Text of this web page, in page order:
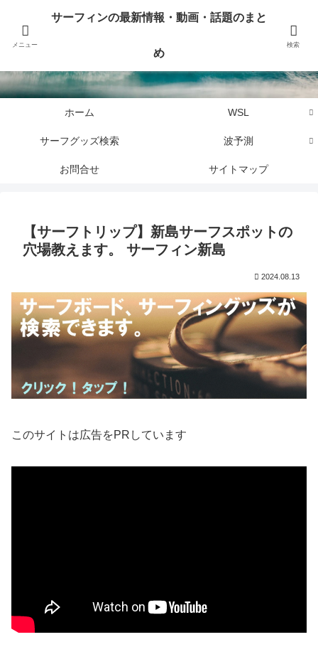
サーフィンに関するニュース・話題や最新情報を写真、画像、動画でまとめて
ホーム WSL
サーフグッズ検索 波予測
お問合せ サイトマップ
【サーフトリップ】新島サーフスポットの
穴場教えます。 サーフィン新島
2024.08.13
このサイトは広告をPRしています
メニュー
サーフィンの最新情報・動画・話題のまと
め
検索